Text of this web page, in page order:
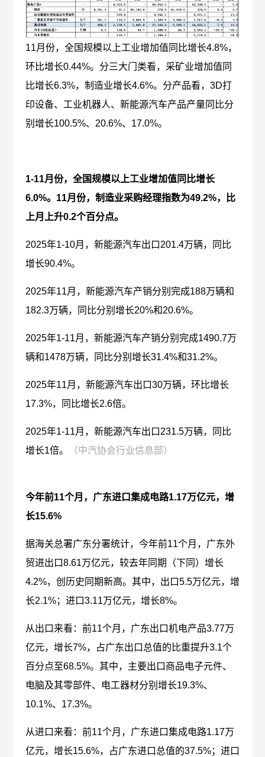
11月份，全国规模以上工业增加值同比增长4.8%，
环比增长0.44%。分三大门类看，采矿业增加值同
比增长6.3%，制造业增长4.6%。分产品看，3D打
印设备、工业机器人、新能源汽车产品产量同比分
别增长100.5%、20.6%、17.0%。
1-11月份，全国规模以上工业增加值同比增长
6.0%。11月份，制造业采购经理指数为49.2%，比
上月上升0.2个百分点。
2025年1-10月，新能源汽车出口201.4万辆，同比
增长90.4%。
2025年11月，新能源汽车产销分别完成188万辆和
182.3万辆，同比分别增长20%和20.6%。
2025年1-11月，新能源汽车产销分别完成1490.7万
辆和1478万辆，同比分别增长31.4%和31.2%。
2025年11月，新能源汽车出口30万辆，环比增长
17.3%，同比增长2.6倍。
2025年1-11月，新能源汽车出口231.5万辆，同比
增长1倍。
（中汽协会行业信息部）
今年前11个月，广东进口集成电路1.17万亿元，增
长15.6%
据海关总署广东分署统计，今年前11个月，广东外
贸进出口8.61万亿元，较去年同期（下同）增长
4.2%，创历史同期新高。其中，出口5.5万亿元，增
长2.1%；进口3.11万亿元，增长8%。
从出口来看：前11个月，广东出口机电产品3.77万
亿元，增长7%，占广东出口总值的比重提升3.1个
百分点至68.5%。其中，主要出口商品电子元件、
电脑及其零部件、电工器材分别增长19.3%、
10.1%、17.3%。
从进口来看：前11个月，广东进口集成电路1.17万
亿元，增长15.6%，占广东进口总值的37.5%；进口